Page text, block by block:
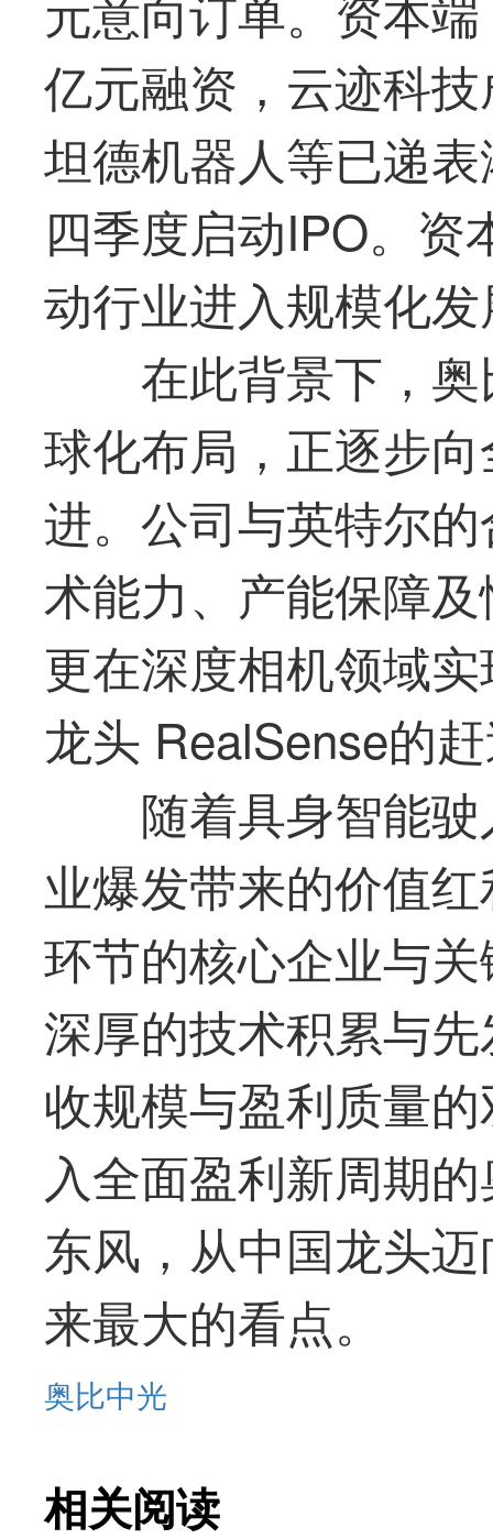
亿元融资，云迹科
坦德机器人等已递
四季度启动IPO。资
动行业进入规模化
在此背景下，
球化布局，正逐步
进。公司与英特尔
术能力、产能保障
更在深度相机领域
龙头 RealSense的
随着具身智能
业爆发带来的价值
环节的核心企业与
深厚的技术积累与
收规模与盈利质量
入全面盈利新周期的
东风，从中国龙头迈
来最大的看点。
奥比中光
相关阅读